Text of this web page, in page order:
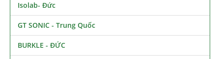
Isolab- Đức
GT SONIC - Trung Quốc
BURKLE - ĐỨC